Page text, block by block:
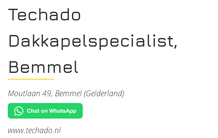
Techado
Dakkapelspecialist,
Bemmel
Moutlaan 49, Bemmel (Gelderland)
www.techado.nl